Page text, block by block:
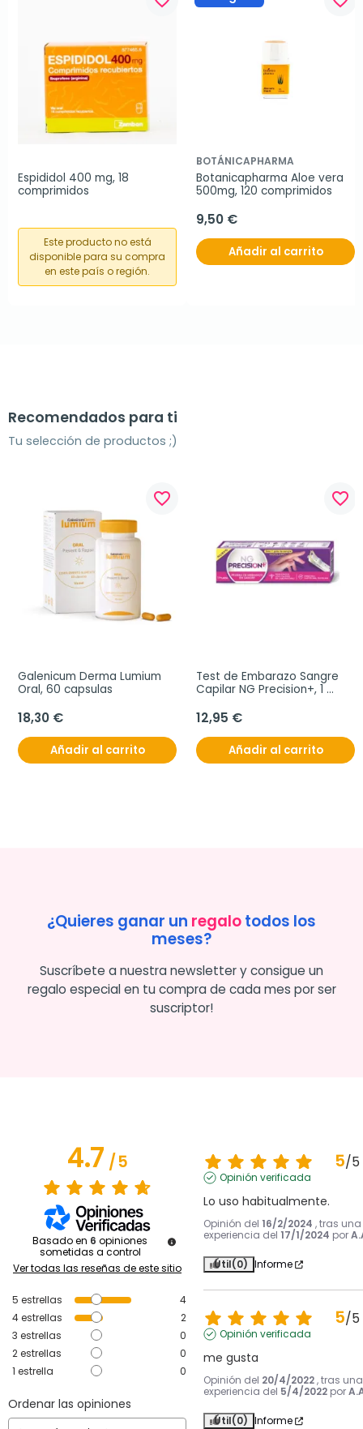
Espididol 400 mg, 18
comprimidos
Este producto no está
disponible para su compra
en este país o región.
BOTÁNICAPHARMA
Botanicapharma Aloe vera
500mg, 120 comprimidos
9,50 €
Añadir al carrito
Recomendados para ti
Tu selección de productos ;)
favorite_border
Galenicum Derma Lumium
Oral, 60 capsulas
18,30 €
Añadir al carrito
favorite_border
Test de Embarazo Sangre
Capilar NG Precision+, 1
12,95 €
Añadir al carrito
¿Quieres ganar un regalotodos los
meses?
Suscríbete a nuestra newsletter y consigue un
regalo especial en tu compra de cada mes por ser
suscriptor!
4.7/5
Basado en 6 opiniones
sometidas a control
Ver todas las reseñas de este sitio
5 estrellas
4
4estrellas
2
3 estrellas
0
2estrellas
0
1 estrella 0
Ordenar las opiniones
5/5
Opinión verificada
Lo uso habitualmente.
Opinión del 16/2/2024 , tras una
experiencia del 17/1/2024 por
Útil(0) Informe
5/5
Opinión verificada
me gusta
Opinión del 20/4/2022 , tras una
experiencia del 5/4/2022 por
Útil(0) Informe